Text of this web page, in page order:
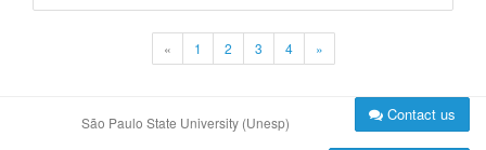
« 1 2 3 4 »
São Paulo State University (Unesp) Contact us